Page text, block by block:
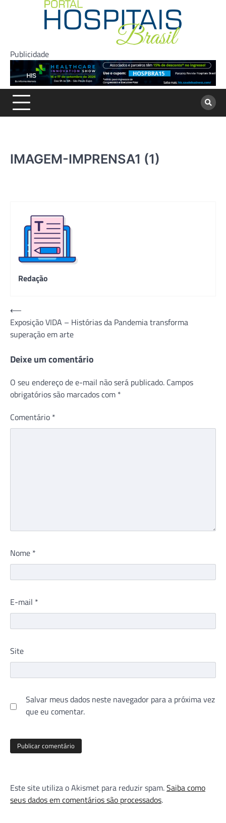
Publicidade
IMAGEM-IMPRENSA1 (1)
Redação
Navegação
de
Post
⟵
Exposição VIDA – Histórias da Pandemia transforma
superação em arte
Deixe um comentário
O seu endereço de e-mail não será publicado. Campos
obrigatórios são marcados com *
Comentário *
Nome *
E-mail *
Site
Salvar meus dados neste navegador para a próxima vez
que eu comentar.
Este site utiliza o Akismet para reduzir spam.Saiba como
seus dados em comentários são processados.